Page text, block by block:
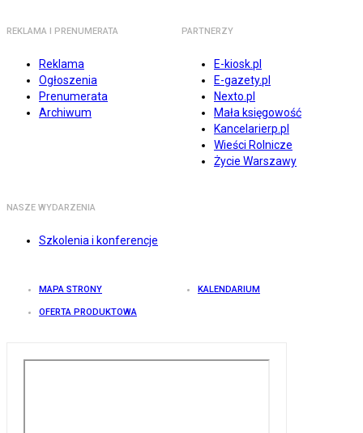
REKLAMA I PRENUMERATA
Reklama
Ogłoszenia
Prenumerata
Archiwum
PARTNERZY
E-kiosk.pl
E-gazety.pl
Nexto.pl
Mała księgowość
Kancelarierp.pl
Wieści Rolnicze
Życie Warszawy
NASZE WYDARZENIA
Szkolenia i konferencje
MAPA STRONY KALENDARIUM
OFERTA PRODUKTOWA